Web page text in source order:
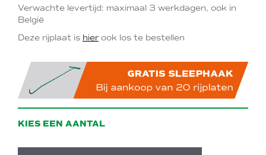
Verwachte levertijd: maximaal 3 werkdagen, ook in
België
Deze rijplaat is hier ook los te bestellen
KIES EEN AANTAL